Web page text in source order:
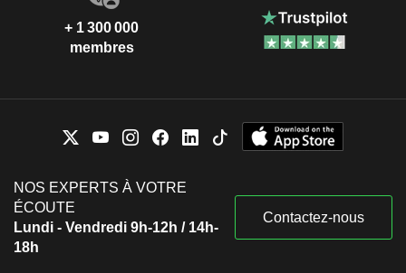
+ 1 300 000
membres
NOS EXPERTS À VOTRE
ÉCOUTE
Lundi - Vendredi 9h-12h / 14h-
18h
Contactez-nous